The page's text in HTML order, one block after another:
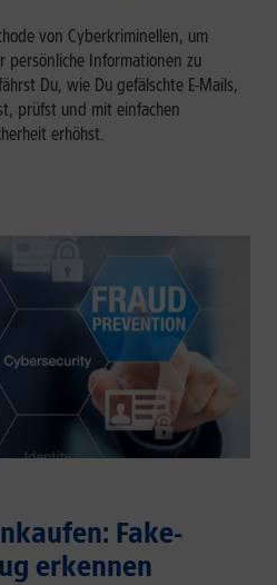
von Cyberkriminellen, um
persönliche Informationen zu
Du, wie Du gefälschte E-Mails,
prüfst und mit einfachen
erhöhst.
Fake-
erkennen